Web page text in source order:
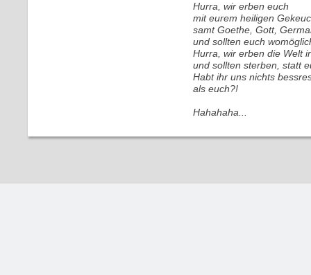
Hurra, wir erben euch
mit eurem heiligen
samt Goethe, Gott,
und sollten euch
Hurra, wir erben die Welt
und sollten sterben, statt
Habt ihr uns nichts
als euch?!
Hahahaha...